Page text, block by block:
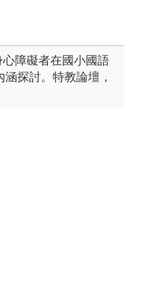
障礙者在國小國語
探討。特教論壇，